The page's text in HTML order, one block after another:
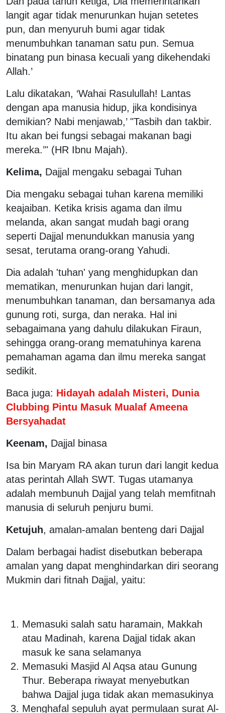
langit agar tidak menurunkan hujan setetes
pun, dan menyuruh bumi agar tidak
menumbuhkan tanaman satu pun. Semua
binatang pun binasa kecuali yang dikehendaki
Allah.’
Lalu dikatakan, ‘Wahai Rasulullah! Lantas
dengan apa manusia hidup, jika kondisinya
demikian? Nabi menjawab,’ "Tasbih dan takbir.
Itu akan bei fungsi sebagai makanan bagi
mereka.’" (HR Ibnu Majah).
Kelima, Dajjal mengaku sebagai Tuhan
Dia mengaku sebagai tuhan karena memiliki
keajaiban. Ketika krisis agama dan ilmu
melanda, akan sangat mudah bagi orang
seperti Dajjal menundukkan manusia yang
sesat, terutama orang-orang Yahudi.
Dia adalah 'tuhan' yang menghidupkan dan
mematikan, menurunkan hujan dari langit,
menumbuhkan tanaman, dan bersamanya ada
gunung roti, surga, dan neraka. Hal ini
sebagaimana yang dahulu dilakukan Firaun,
sehingga orang-orang mematuhinya karena
pemahaman agama dan ilmu mereka sangat
sedikit.
Baca juga: Hidayah adalah Misteri, Dunia
Clubbing Pintu Masuk Mualaf Ameena
Bersyahadat
Keenam, Dajjal binasa
Isa bin Maryam RA akan turun dari langit kedua
atas perintah Allah SWT. Tugas utamanya
adalah membunuh Dajjal yang telah memfitnah
manusia di seluruh penjuru bumi.
Ketujuh, amalan-amalan benteng dari Dajjal
Dalam berbagai hadist disebutkan beberapa
amalan yang dapat menghindarkan diri seorang
Mukmin dari fitnah Dajjal, yaitu:
Memasuki salah satu haramain, Makkah
atau Madinah, karena Dajjal tidak akan
masuk ke sana selamanya
Memasuki Masjid Al Aqsa atau Gunung
Thur. Beberapa riwayat menyebutkan
bahwa Dajjal juga tidak akan memasukinya
Menghafal sepuluh ayat permulaan surat Al-